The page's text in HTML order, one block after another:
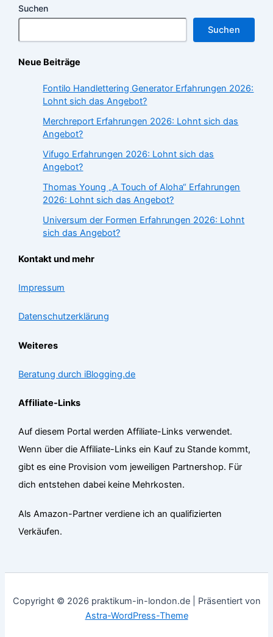
Suchen
Suchen
Neue Beiträge
Fontilo Handlettering Generator Erfahrungen 2026:
Lohnt sich das Angebot?
Merchreport Erfahrungen 2026: Lohnt sich das
Angebot?
Vifugo Erfahrungen 2026: Lohnt sich das
Angebot?
Thomas Young „A Touch of Aloha“ Erfahrungen
2026: Lohnt sich das Angebot?
Universum der Formen Erfahrungen 2026: Lohnt
sich das Angebot?
Kontakt und mehr
Impressum
Datenschutzerklärung
Weiteres
Beratung durch iBlogging.de
Affiliate-Links
Auf diesem Portal werden Affiliate-Links verwendet.
Wenn über die Affiliate-Links ein Kauf zu Stande kommt,
gibt es eine Provision vom jeweiligen Partnershop. Für
dich entstehen dabei keine Mehrkosten.
Als Amazon-Partner verdiene ich an qualifizierten
Verkäufen.
Copyright © 2026 praktikum-in-london.de | Präsentiert von
Astra-WordPress-Theme